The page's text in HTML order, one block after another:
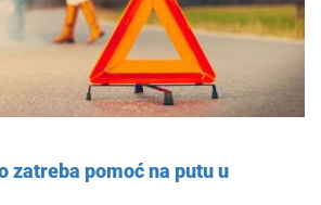
zatreba pomoć na putu u